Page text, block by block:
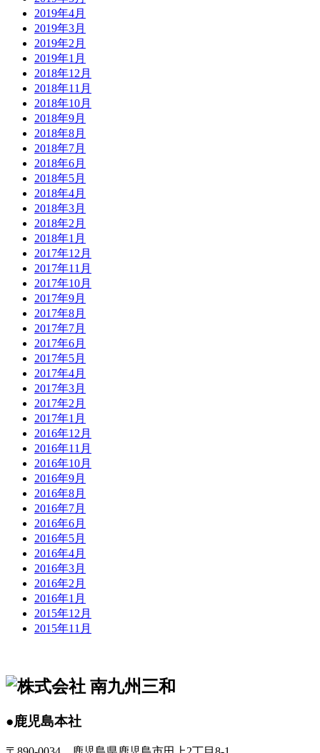
2019年4月
2019年3月
2019年2月
2019年1月
2018年12月
2018年11月
2018年10月
2018年9月
2018年8月
2018年7月
2018年6月
2018年5月
2018年4月
2018年3月
2018年2月
2018年1月
2017年12月
2017年11月
2017年10月
2017年9月
2017年8月
2017年7月
2017年6月
2017年5月
2017年4月
2017年3月
2017年2月
2017年1月
2016年12月
2016年11月
2016年10月
2016年9月
2016年8月
2016年7月
2016年6月
2016年5月
2016年4月
2016年3月
2016年2月
2016年1月
2015年12月
2015年11月
●鹿児島本社